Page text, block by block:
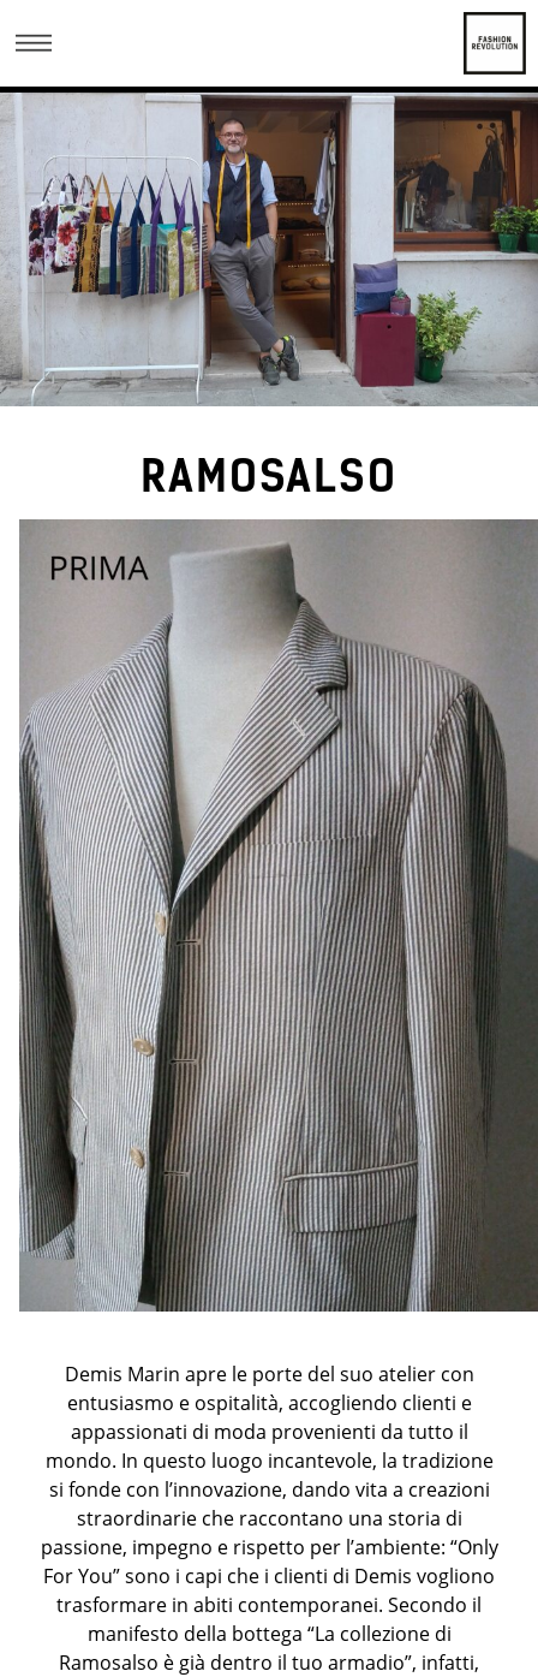
RAMOSALSO
Demis Marin apre le porte del suo atelier con
entusiasmo e ospitalità, accogliendo clienti e
appassionati di moda provenienti da tutto il
mondo. In questo luogo incantevole, la tradizione
si fonde con l’innovazione, dando vita a creazioni
straordinarie che raccontano una storia di
passione, impegno e rispetto per l’ambiente: “Only
For You” sono i capi che i clienti di Demis vogliono
trasformare in abiti contemporanei. Secondo il
manifesto della bottega “La collezione di
Ramosalso è già dentro il tuo armadio”, infatti,